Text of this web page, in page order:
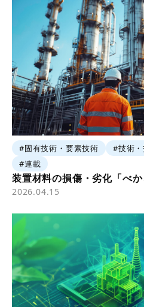
#固有技術・要素技術 #技術
#連載
装置材料の損傷・劣化「べ
2026.04.15